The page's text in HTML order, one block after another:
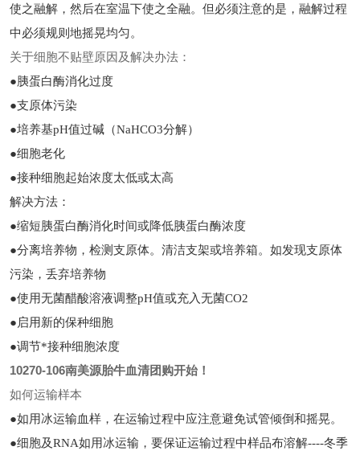
使之融解，然后在室温下使之全融。但必须注意的是，融解过程
中必须规则地摇晃均匀。
关于细胞不贴壁原因及解决办法：
●胰蛋白酶消化过度
●支原体污染
●培养基pH值过碱（NaHCO3分解）
●细胞老化
●接种细胞起始浓度太低或太高
解决方法：
●缩短胰蛋白酶消化时间或降低胰蛋白酶浓度
●分离培养物，检测支原体。清洁支架或培养箱。如发现支原体
污染，丢弃培养物
●使用无菌醋酸溶液调整pH值或充入无菌CO2
●启用新的保种细胞
●调节*接种细胞浓度
10270-106南美源胎牛血清团购开始！
如何运输样本
●如用冰运输血样，在运输过程中应注意避免试管倾倒和摇晃。
●细胞及RNA如用冰运输，要保证运输过程中样品布溶解----冬季